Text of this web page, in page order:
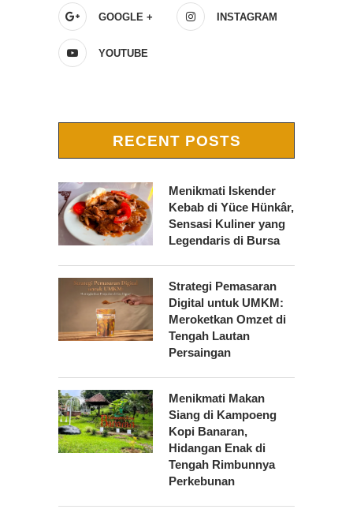
GOOGLE + INSTAGRAM
YOUTUBE
RECENT POSTS
Menikmati Iskender
Kebab di Yüce Hünkâr,
Sensasi Kuliner yang
Legendaris di Bursa
Strategi Pemasaran
Digital untuk UMKM:
Meroketkan Omzet di
Tengah Lautan
Persaingan
Menikmati Makan
Siang di Kampoeng
Kopi Banaran,
Hidangan Enak di
Tengah Rimbunnya
Perkebunan